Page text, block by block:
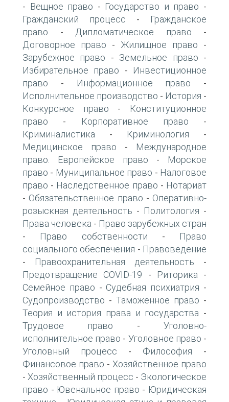
- Вещное право - Государство и право -
Гражданский процесс -
Гражданское
право - Дипломатическое право -
Договорное право - Жилищное право -
Зарубежное право - Земельное право -
Избирательное право -
Инвестиционное
право - Информационное право -
Исполнительное производство - История -
Конкурсное право -
Конституционное
право - Корпоративное право -
Криминалистика - Криминология -
Медицинское право -
Международное
право. Европейское право -
Морское
право - Муниципальное право - Налоговое
право - Наследственное право - Нотариат
- Обязательственное право - Оперативно-
розыскная деятельность - Политология -
Права человека - Право зарубежных стран
- Право собственности -
Право
социального обеспечения - Правоведение
- Правоохранительная деятельность -
Предотвращение COVID-19 - Риторика -
Семейное право - Судебная психиатрия -
Судопроизводство - Таможенное право -
Теория и история права и государства -
Трудовое право -Уголовно-
исполнительное право - Уголовное право -
Уголовный процесс - Философия -
Финансовое право - Хозяйственное право
- Хозяйственный процесс - Экологическое
право - Ювенальное право - Юридическая